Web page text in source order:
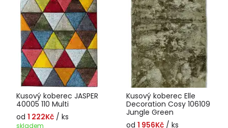
Kusový koberec JASPER
40005 110 Multi
od 1 222Kč / ks
skladem
Kusový koberec Elle
Decoration Cosy 106109
Jungle Green
od 1 956Kč / ks